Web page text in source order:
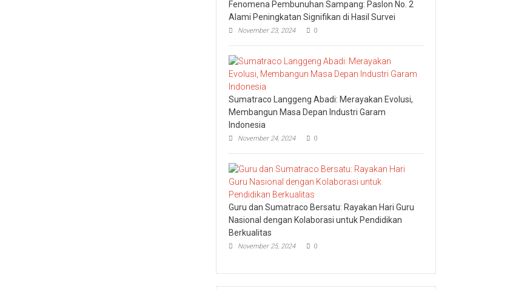
Fenomena Pembunuhan Sampang: Paslon No. 2
Alami Peningkatan Signifikan di Hasil Survei
November 23, 2024 0
Sumatraco Langgeng Abadi: Merayakan Evolusi,
Membangun Masa Depan Industri Garam
Indonesia
November 24, 2024 0
Guru dan Sumatraco Bersatu: Rayakan Hari Guru
Nasional dengan Kolaborasi untuk Pendidikan
Berkualitas
November 25, 2024 0